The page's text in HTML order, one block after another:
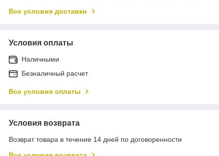
Все условия доставки
Условия оплаты
Наличными
Безналичный расчет
Все условия оплаты
Условия возврата
Возврат товара в течение 14 дней по договоренности